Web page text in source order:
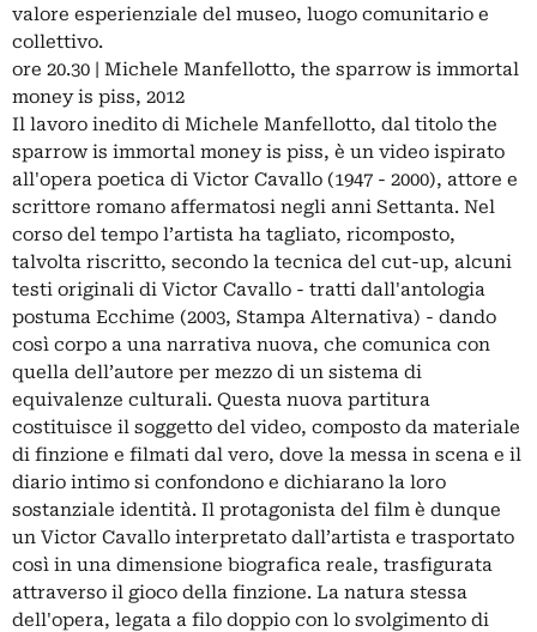
valore esperienziale del museo, luogo comunitario e
collettivo.
ore 20.30 | Michele Manfellotto, the sparrow is immortal
money is piss, 2012
Il lavoro inedito di Michele Manfellotto, dal titolo the
sparrow is immortal money is piss, è un video ispirato
all'opera poetica di Victor Cavallo (1947 - 2000), attore e
scrittore romano affermatosi negli anni Settanta. Nel
corso del tempo l’artista ha tagliato, ricomposto,
talvolta riscritto, secondo la tecnica del cut-up, alcuni
testi originali di Victor Cavallo - tratti dall'antologia
postuma Ecchime (2003, Stampa Alternativa) - dando
così corpo a una narrativa nuova, che comunica con
quella dell’autore per mezzo di un sistema di
equivalenze culturali. Questa nuova partitura
costituisce il soggetto del video, composto da materiale
di finzione e filmati dal vero, dove la messa in scena e il
diario intimo si confondono e dichiarano la loro
sostanziale identità. Il protagonista del film è dunque
un Victor Cavallo interpretato dall’artista e trasportato
così in una dimensione biografica reale, trasfigurata
attraverso il gioco della finzione. La natura stessa
dell'opera, legata a filo doppio con lo svolgimento di